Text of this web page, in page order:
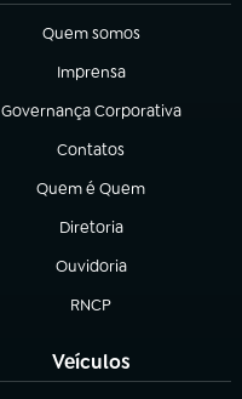
Quem somos
(abre em nova aba)
Imprensa
(abre em nova aba)
Governança Corporativa
(abre em nova aba)
Contatos
(abre em nova aba)
Quem é Quem
(abre em nova aba)
Diretoria
(abre em nova aba)
Ouvidoria
(abre em nova aba)
RNCP
(abre em nova aba)
Veículos